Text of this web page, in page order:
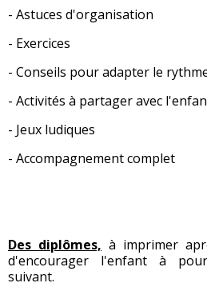
- Astuces d'organisation
- Exercices
- Conseils pour adapter le
- Activités à partager avec
- Jeux ludiques
- Accompagnement complet
Des diplômes, à imprimer
d'encourager l'enfant à
suivant.